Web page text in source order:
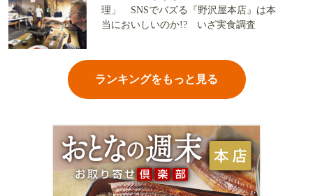
理」 SNSでバズる『野沢屋本店』は本
当においしいのか!? いざ実食調査
ランキングをもっと見る